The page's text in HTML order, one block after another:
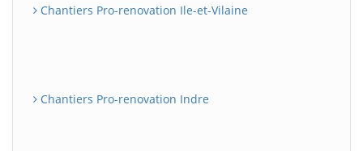
Chantiers Pro-renovation Ile-et-Vilaine
Chantiers Pro-renovation Indre